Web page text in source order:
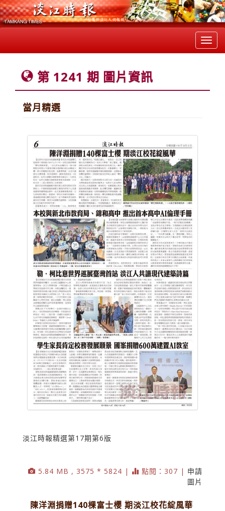
第 1241 期 圖片資訊
當月精選
淡江時報精選第17期第6版
5.84 MB , 3575 * 5824 | 點閱：307 | 申請
圖片
陳洋淵捐贈140棵富士櫻 期淡江校花綻風華